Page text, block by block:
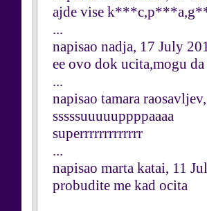
ajde vise
...
napisao nadja, 17 July
ee ovo dok ucita,mogu
...
napisao tamara
sssssuuuuuppppaaaa
superrrrrrrrrrrrr
...
napisao marta katai, 11
probudite me kad ocita